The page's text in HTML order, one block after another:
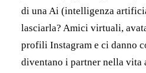
di una Ai (intelligenza
lasciarla? Amici virtuali,
profili Instagram e ci danno
diventano i partner nella